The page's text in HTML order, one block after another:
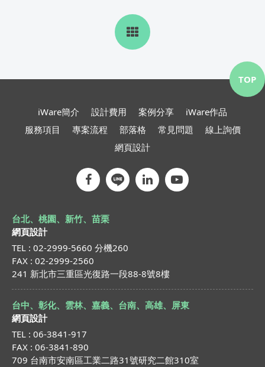
iWare簡介 設計費用 案例分享
iWare作品
服務項目
專案流程 部落格 常見問題
線上詢價
網頁設計
台北、桃園、新竹、苗栗
網頁設計
TEL : 02-2999-5660 分機260
FAX : 02-2999-2560
241 新北市三重區光復路一段88-8號8樓
台中、彰化、雲林、嘉義、台南、高雄、屏東
網頁設計
TEL : 06-3841-917
FAX : 06-3841-890
709 台南市安南區工業二路31號研究二館310室
TOP